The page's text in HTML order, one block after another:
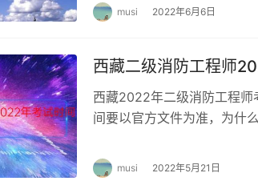
musi 2022年6月6日
西藏二级消防工程师
西藏2022年二级消防工程师
间要以官方文件为准，为什
musi 2022年5月21日